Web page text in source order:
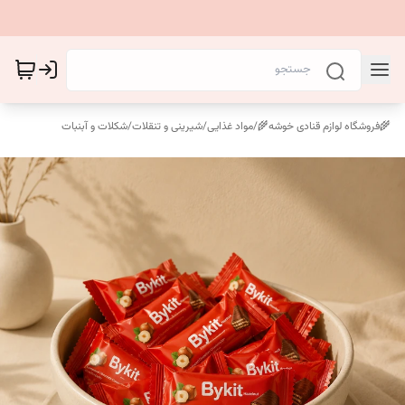
🌾فروشگاه لوازم قنادی خوشه🌾/مواد غذایی/شیرینی و تنقلات/شکلات و آبنبات